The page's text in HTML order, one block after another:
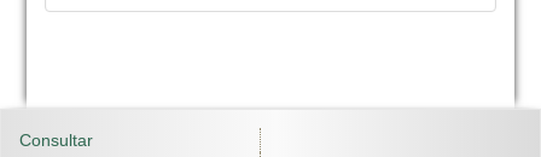
Consultar